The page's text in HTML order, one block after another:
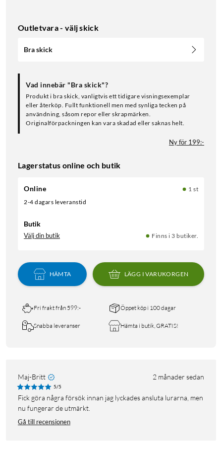
Outletvara - välj skick
Bra skick
Vad innebär "Bra skick"?
Produkt i bra skick, vanligtvis ett tidigare visningsexemplar
eller återköp. Fullt funktionell men med synliga tecken på
användning, såsom repor eller skrapmärken.
Originalförpackningen kan vara skadad eller saknas helt.
Ny för 199:-
Lagerstatus online och butik
Online
1 st
2-4 dagars leveranstid
Butik
Välj din butik Finns i 3 butiker.
HÄMTA LÄGG I VARUKORGEN
Fri frakt från 599:- Öppet köp i 100 dagar
Snabba leveranser Hämta i butik, GRATIS!
Maj-Britt 2 månader sedan
5/5
Fick göra några försök innan jag lyckades ansluta lurarna, men
nu fungerar de utmärkt.
Gå till recensionen